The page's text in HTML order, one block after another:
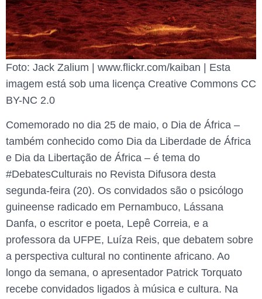
Foto: Jack Zalium | www.flickr.com/kaiban | Esta
imagem está sob uma licença Creative Commons CC
BY-NC 2.0
Comemorado no dia 25 de maio, o Dia de África –
também conhecido como Dia da Liberdade de África
e Dia da Libertação de África – é tema do
#DebatesCulturais no Revista Difusora desta
segunda-feira (20). Os convidados são o psicólogo
guineense radicado em Pernambuco, Lássana
Danfa, o escritor e poeta, Lepê Correia, e a
professora da UFPE, Luíza Reis, que debatem sobre
a perspectiva cultural no continente africano. Ao
longo da semana, o apresentador Patrick Torquato
recebe convidados ligados à música e cultura. Na